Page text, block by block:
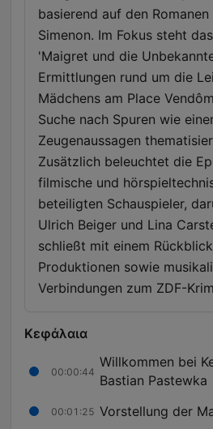
basierend auf den
Simenon. Im Fokus steht
'Maigret und die
Ermittlungen rund um die
Mädchens am Place
Suche nach Spuren wie
Zeugenaussagen
Zusätzlich beleuchtet die
filmische und
beteiligten Schauspieler,
Ulrich Beiger und Lina
schließt mit einem
Produktionen sowie
Verbindungen zum ZDF-
Κεφάλαια
00:00:44
Willkommen bei
Bastian Pastewka
00:01:25 Vorstellung der